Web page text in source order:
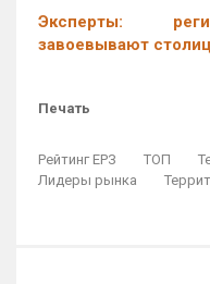
Эксперты:
завоевывают
Печать
Рейтинг ЕРЗ ТОП
Лидеры рынка